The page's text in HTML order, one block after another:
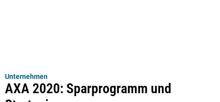
Unternehmen
AXA 2020: Sparprogramm und